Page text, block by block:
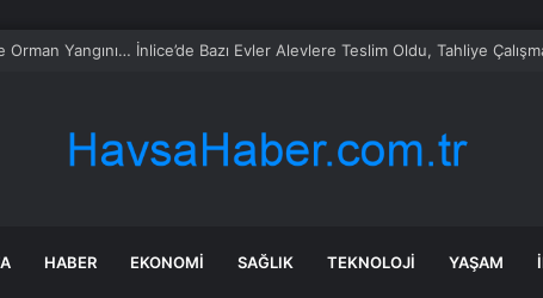
turist rotasını değiştirdi: Herkes bu 3 ülkeye gidiyor
HABER EKONOMI SAĞLIK TEKNOLOJI YAŞAM